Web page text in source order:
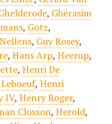
, Ghérasim
, Gotz,
, Guy Rosey,
, Hans Arp, Heerup,
, Henri De
, Henri
IV, Henry Roger,
Closson, Herold,